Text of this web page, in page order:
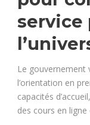
service
Le gouvernement
l’orientation en
capacités
des cours en ligne